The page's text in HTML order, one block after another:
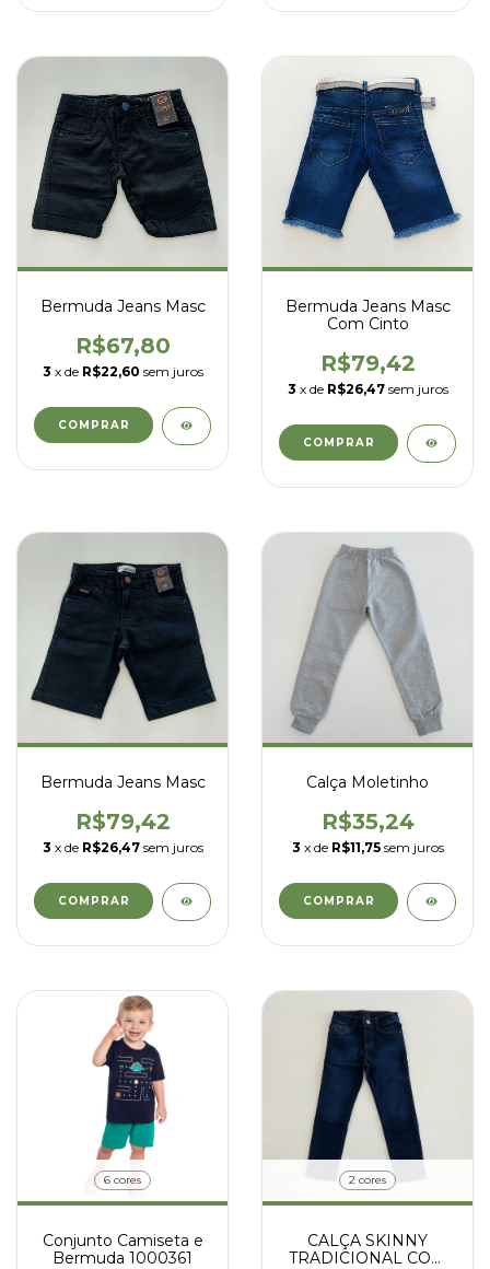
Bermuda Jeans Masc
R$67,80
3 x de R$22,60 sem juros
COMPRAR
Bermuda Jeans Masc
Com Cinto
R$79,42
3 x de R$26,47 sem juros
COMPRAR
Bermuda Jeans Masc
R$79,42
3 x de R$26,47 sem juros
COMPRAR
Calça Moletinho
R$35,24
3 x de R$11,75 sem juros
COMPRAR
6 cores
Conjunto Camiseta e
Bermuda 1000361
2 cores
CALÇA SKINNY
TRADICIONAL COM